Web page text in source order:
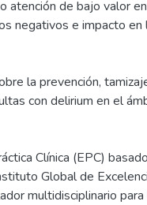
atención de bajo valor
negativos e impacto en
la prevención,
con delirium en el
Clínica (EPC)
Global de
multidisciplinario